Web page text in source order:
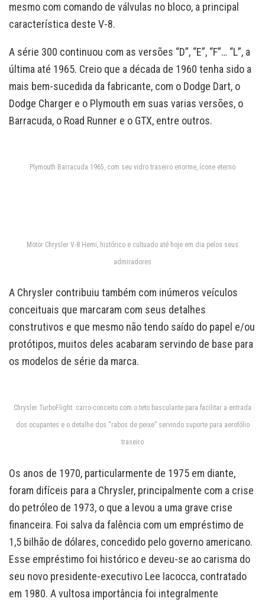
mesmo com comando de válvulas no bloco, a principal
característica deste V-8.
A série 300 continuou com as versões “D”, “E”, “F”… “L”, a
última até 1965. Creio que a década de 1960 tenha sido a
mais bem-sucedida da fabricante, com o Dodge Dart, o
Dodge Charger e o Plymouth em suas varias versões, o
Barracuda, o Road Runner e o GTX, entre outros.
Plymouth Barracuda 1965, com seu vidro traseiro enorme, ícone eterno
Motor Chrysler V-8 Hemi, histórico e cultuado até hoje em dia pelos seus
admiradores
A Chrysler contribuiu também com inúmeros veículos
conceituais que marcaram com seus detalhes
construtivos e que mesmo não tendo saído do papel e/ou
protótipos, muitos deles acabaram servindo de base para
os modelos de série da marca.
Chrysler TurboFlight: carro-conceito com o teto basculante para facilitar a entrada
dos ocupantes e o detalhe dos “rabos de peixe” servindo suporte para aerofólio
traseiro
Os anos de 1970, particularmente de 1975 em diante,
foram difíceis para a Chrysler, principalmente com a crise
do petróleo de 1973, o que a levou a uma grave crise
financeira. Foi salva da falência com um empréstimo de
1,5 bilhão de dólares, concedido pelo governo americano.
Esse empréstimo foi histórico e deveu-se ao carisma do
seu novo presidente-executivo Lee Iacocca, contratado
em 1980. A vultosa importância foi integralmente